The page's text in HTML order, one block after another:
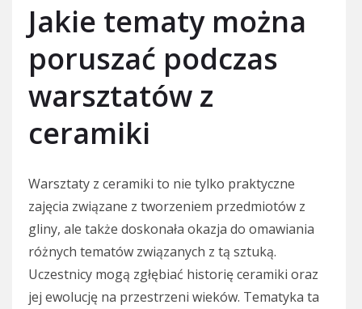
Jakie tematy można
poruszać podczas
warsztatów z
ceramiki
Warsztaty z ceramiki to nie tylko praktyczne
zajęcia związane z tworzeniem przedmiotów z
gliny, ale także doskonała okazja do omawiania
różnych tematów związanych z tą sztuką.
Uczestnicy mogą zgłębiać historię ceramiki oraz
jej ewolucję na przestrzeni wieków. Tematyka ta